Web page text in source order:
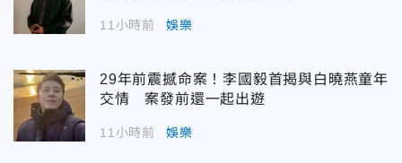
11小時前 娛樂
29年前震撼命案！李國毅首揭與白曉燕童年
交情 案發前還一起出遊
11小時前 娛樂